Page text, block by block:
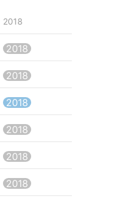
2018
2018
2018
2018
2018
2018
2018